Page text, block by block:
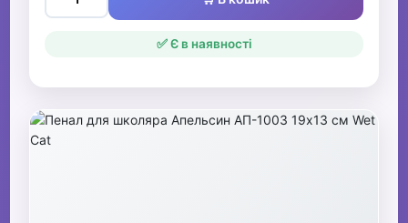
✅ Є в наявності